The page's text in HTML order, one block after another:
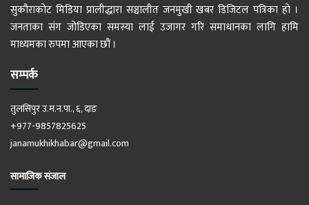
सुकौराकोट मिडिया प्रालीद्धारा सञ्चालीत जनमुखी खबर डिजिटल पत्रिका हो ।
जनताका संग जोडिएका समस्या लाई उजागर गरि समाधानका लागि हामि
माध्यमका रुपमा आएका छौं ।
सम्पर्क
तुलसिपुर उ.म.न.पा., ६, दाङ
+977-9857825625
janamukhikhabar@gmail.com
सामाजिक संजाल